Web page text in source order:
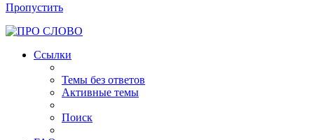
Пропустить
Ссылки
Темы без ответов
Активные темы
Поиск